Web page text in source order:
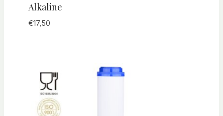
Alkaline
€17,50